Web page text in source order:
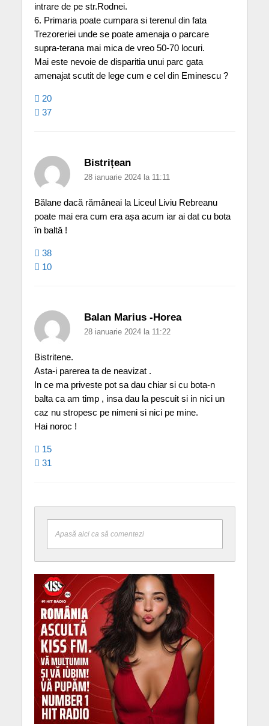
intrare de pe str.Rodnei.
6. Primaria poate cumpara si terenul din fata
Trezoreriei unde se poate amenaja o parcare
supra-terana mai mica de vreo 50-70 locuri.
Mai este nevoie de disparitia unui parc gata
amenajat scutit de lege cum e cel din Eminescu ?
20
37
Bistrițean
28 ianuarie 2024 la 11:11
Bălane dacă rămâneai la Liceul Liviu Rebreanu
poate mai era cum era așa acum iar ai dat cu bota
în baltă !
38
10
Balan Marius -Horea
28 ianuarie 2024 la 11:22
Bistritene.
Asta-i parerea ta de neavizat .
In ce ma priveste pot sa dau chiar si cu bota-n
balta ca am timp , insa dau la pescuit si in nici un
caz nu stropesc pe nimeni si nici pe mine.
Hai noroc !
15
31
Apasă aici ca să comentezi